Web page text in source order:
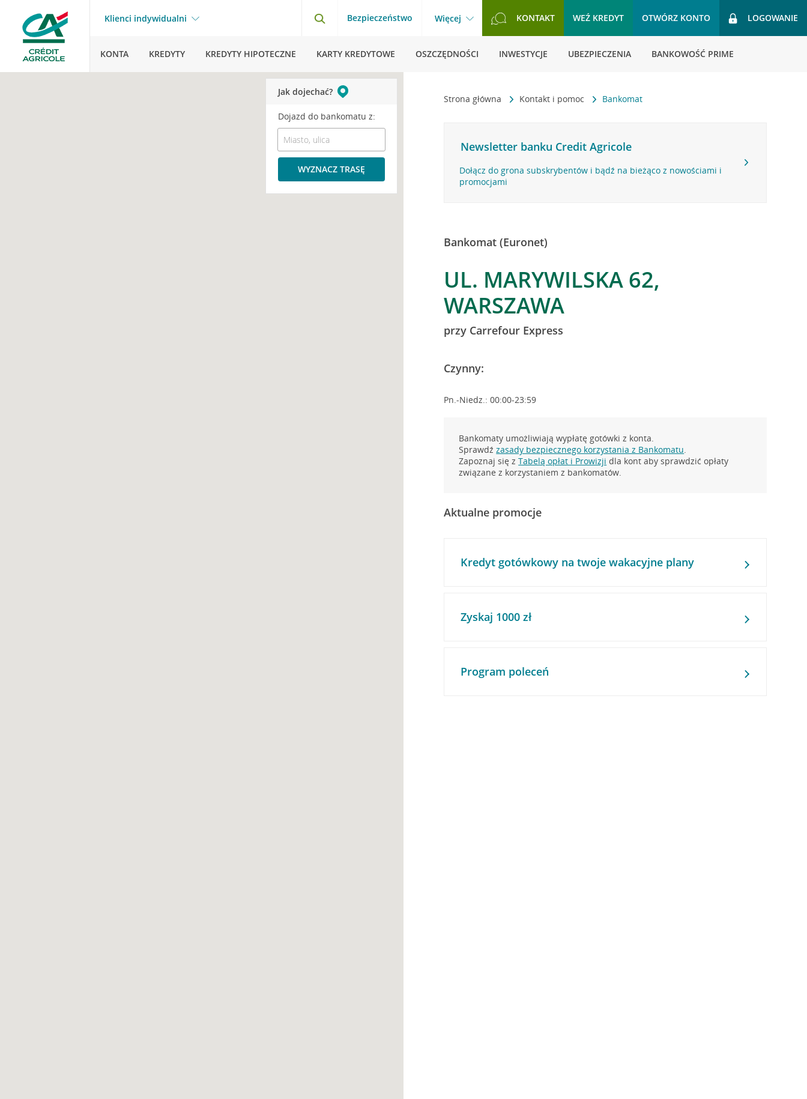
Klienci indywidualni Bezpieczeństwo Więcej KONTAKT WEŹ KREDYT OTWÓRZ KONTO LOGOWANIE
KONTA KREDYTY KREDYTY HIPOTECZNE KARTY KREDYTOWE OSZCZĘDNOŚCI INWESTYCJE UBEZPIECZENIA BANKOWOŚĆ PRIME
Strona główna Kontakt i pomoc Bankomat
Newsletter banku Credit Agricole
Dołącz do grona subskrybentów i bądź na bieżąco z nowościami i
promocjami
Bankomat (Euronet)
UL. MARYWILSKA 62,
WARSZAWA
przy Carrefour Express
Czynny:
Pn.-Niedz.: 00:00-23:59
Bankomaty umożliwiają wypłatę gotówki z konta.
Sprawdźzasady bezpiecznego korzystania z Bankomatu.
Zapoznaj się zTabelą opłat i Prowizji dla kont aby sprawdzić opłaty
związane z korzystaniem z bankomatów.
Aktualne promocje
Kredyt gotówkowy na twoje wakacyjne plany
Zyskaj 1000 zł
Program poleceń
Jak dojechać?
Dojazd do bankomatu z:
WYZNACZ TRASĘ